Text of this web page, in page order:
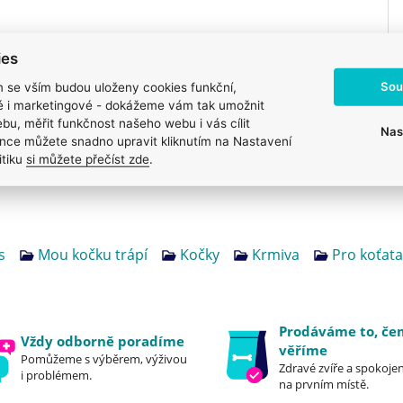
Mou kočku trápí Kočky Krmiva Pro koťata
Vždy odborně poradíme
Pomůžeme s výběrem, výživou
i problémem.
Prodáváme to,
věříme
Zdravé zvíře a
na prvním místě.
se vším budou uloženy cookies funkční,
i marketingové - dokážeme vám tak umožnit
měřit funkčnost našeho webu i vás cílit
můžete snadno upravit kliknutím na Nastavení
si můžete přečíst zde.